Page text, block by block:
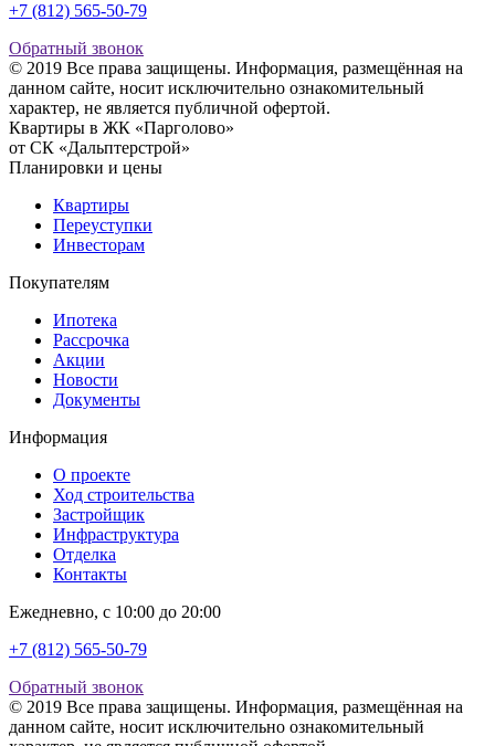
+7 (812) 565-50-79
Обратный звонок
© 2019 Все права защищены. Информация, размещённая на
данном сайте, носит исключительно ознакомительный
характер, не является публичной офертой.
Квартиры в ЖК «Парголово»
от СК «Дальптерстрой»
Планировки и цены
Квартиры
Переуступки
Инвесторам
Покупателям
Ипотека
Рассрочка
Акции
Новости
Документы
Информация
О проекте
Ход строительства
Застройщик
Инфраструктура
Отделка
Контакты
Ежедневно, с 10:00 до 20:00
+7 (812) 565-50-79
Обратный звонок
© 2019 Все права защищены. Информация, размещённая на
данном сайте, носит исключительно ознакомительный